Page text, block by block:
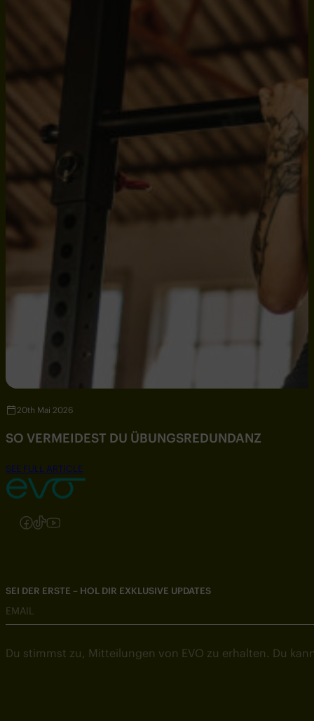
20th Mai 2026
SO VERMEIDEST DU ÜBUNGSREDUNDANZ
SEE FULL ARTICLE
Folgen Sie uns auf Instagram
Folgen Sie uns auf Facebook
Folgen Sie uns auf TikTok
Folgen Sie uns auf YouTube
SEI DER ERSTE – HOL DIR EXKLUSIVE UPDATES
EMAIL
Du stimmst zu, Mitteilungen von EVO zu erhalten. Du